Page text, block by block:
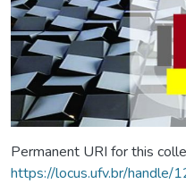
Permanent URI for this
https://locus.ufv.br/